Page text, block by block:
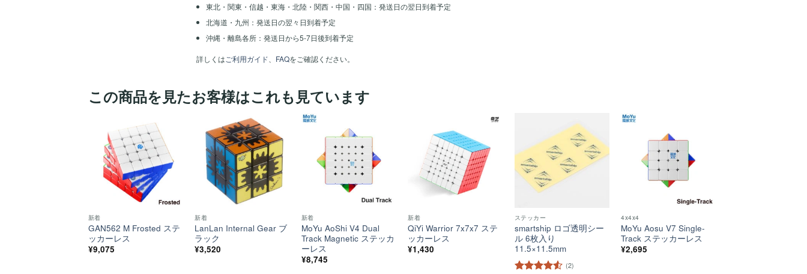
東北・関東・信越・東海・北陸・関西・中国・四国：発送日の翌日到着予定
北海道・九州：発送日の翌々日到着予定
沖縄・離島各所：発送日から5-7日後到着予定
詳しくはご利用ガイド FAQをご確認ください。
この商品を見たお客様はこれも見ています
ほし
い！
新着
GAN562 M Frosted ステ
ッカーレス
¥9,075
ほし
い！
新着
LanLan Internal Gear ブ
ラック
¥3,520
い！
新着
MoYu AoShi V4 Dual
Track Magnetic ステッカ
ーレス
¥8,745
ほし
い！
新着
QiYi Warrior 7x7x7 ステ
ッカーレス
¥1,430
ほし
い！
ステッカー
smartship ロゴ透明シー
ル 6枚入り
11.5×11.5mm
(2)
4x4x4
MoYu Aosu V7 Single-
Track ステッカーレス
¥2,695